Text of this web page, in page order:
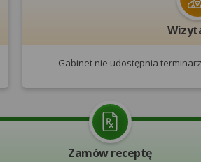
Gabinet nie udostępnia
Zamów receptę